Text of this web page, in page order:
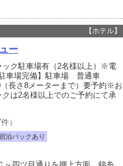
【ホテル】
ー
ク駐車場有（2名様以上）※電
車場完備】駐車場 普通車
長さ8メーターまで）要予約※お
は2名様以上でのご予約にて承
件）
泊パックあり